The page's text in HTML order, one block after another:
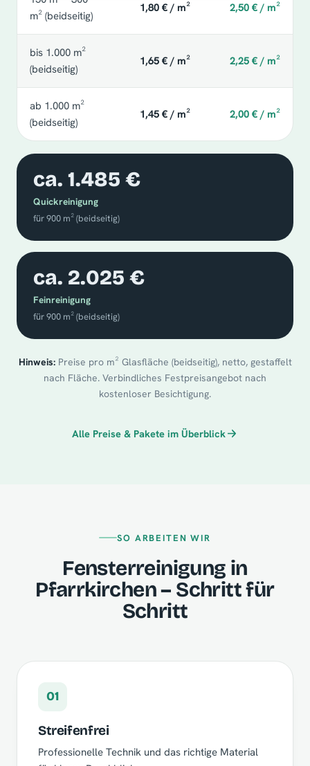
m² (beidseitig)
1,80 € / m² 2,50 € / m²
bis 1.000 m²
(beidseitig)
1,65 € / m² 2,25 € / m²
ab 1.000 m²
(beidseitig)
1,45 € / m² 2,00 € / m²
ca. 1.485 €
Quickreinigung
für 900 m² (beidseitig)
ca. 2.025 €
Feinreinigung
für 900 m² (beidseitig)
Hinweis:Preise pro m² Glasfläche (beidseitig), netto, gestaffelt
nach Fläche. Verbindliches Festpreisangebot nach
kostenloser Besichtigung.
Alle Preise & Pakete im Überblick
SO ARBEITEN WIR
Fensterreinigung in
Pfarrkirchen – Schritt für
Schritt
01
Streifenfrei
Professionelle Technik und das richtige Material